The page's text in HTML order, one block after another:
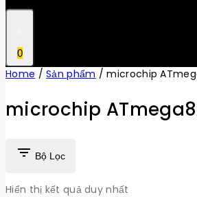
0
Home / Sản phẩm / microchip
microchip
Bộ Lọc
Hiển thị kết quả duy nhất